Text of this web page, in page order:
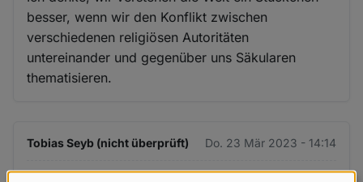
besser, wenn wir den Konflikt zwischen
verschiedenen religiösen Autoritäten
untereinander und gegenüber uns Säkularen
thematisieren.
Tobias Seyb (nicht überprüft) Do. 23 Mär 2023 - 14:14